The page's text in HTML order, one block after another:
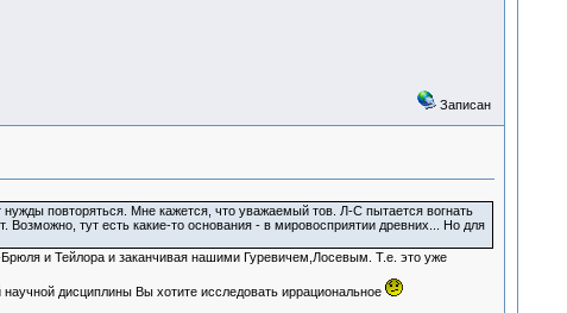
Записан
повторяться. Мне кажется, что уважаемый тов. Л-С пытается вогнать
тут есть какие-то основания - в мировосприятии древних... Но для
и Тейлора и заканчивая нашими Гуревичем,Лосевым. Т.е. это уже
дисциплины Вы хотите исследовать иррациональное